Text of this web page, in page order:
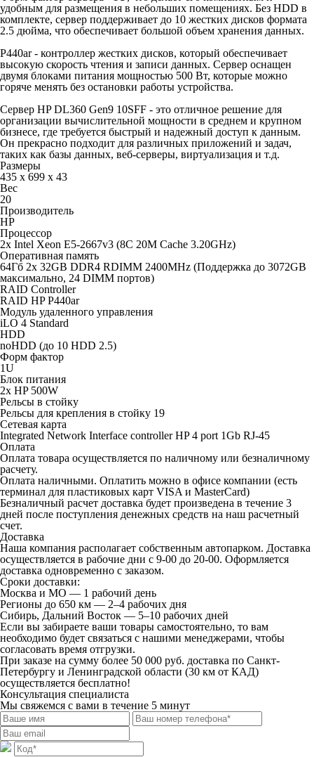
удобным для размещения в небольших помещениях. Без HDD в
комплекте, сервер поддерживает до 10 жестких дисков формата
2.5 дюйма, что обеспечивает большой объем хранения данных.
P440ar - контроллер жестких дисков, который обеспечивает
высокую скорость чтения и записи данных. Сервер оснащен
двумя блоками питания мощностью 500 Вт, которые можно
горяче менять без остановки работы устройства.
Сервер HP DL360 Gen9 10SFF - это отличное решение для
организации вычислительной мощности в среднем и крупном
бизнесе, где требуется быстрый и надежный доступ к данным.
Он прекрасно подходит для различных приложений и задач,
таких как базы данных, веб-серверы, виртуализация и т.д.
Размеры
435 x 699 x 43
Вес
20
Производитель
HP
Процессор
2x Intel Xeon E5-2667v3 (8C 20M Cache 3.20GHz)
Оперативная память
64Гб 2x 32GB DDR4 RDIMM 2400MHz (Поддержка до 3072GB
максимально, 24 DIMM портов)
RAID Controller
RAID HP P440ar
Модуль удаленного управления
iLO 4 Standard
HDD
noHDD (до 10 HDD 2.5)
Форм фактор
1U
Блок питания
2x HP 500W
Рельсы в стойку
Рельсы для крепления в стойку 19
Сетевая карта
Integrated Network Interface controller HP 4 port 1Gb RJ-45
Оплата
Оплата товара осуществляется по наличному или безналичному
расчету.
Оплата наличными. Оплатить можно в офисе компании (есть
терминал для пластиковых карт VISA и MasterCard)
Безналичный расчет доставка будет произведена в течение 3
дней после поступления денежных средств на наш расчетный
счет.
Доставка
Наша компания располагает собственным автопарком. Доставка
осуществляется в рабочие дни с 9-00 до 20-00. Оформляется
доставка одновременно с заказом.
Сроки доставки:
Москва и МО — 1 рабочий день
Регионы до 650 км — 2–4 рабочих дня
Сибирь, Дальний Восток — 5–10 рабочих дней
Если вы забираете ваши товары самостоятельно, то вам
необходимо будет связаться с нашими менеджерами, чтобы
согласовать время отгрузки.
При заказе на сумму более 50 000 руб. доставка по Санкт-
Петербургу и Ленинградской области (30 км от КАД)
осуществляется бесплатно!
Консультация специалиста
Мы свяжемся с вами в течение 5 минут